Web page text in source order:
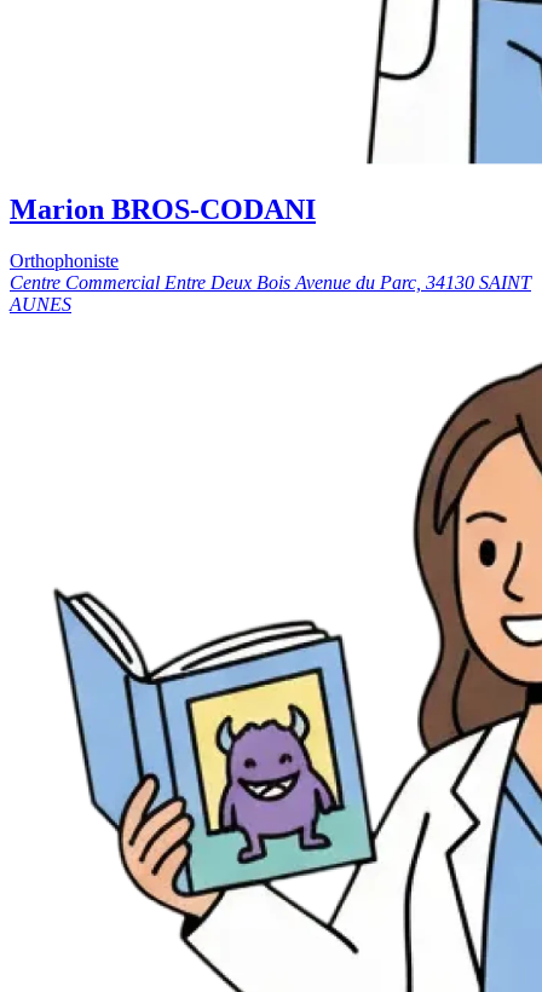
Marion BROS-CODANI
Orthophoniste
Centre Commercial Entre Deux Bois Avenue du Parc, 34130 SAINT
AUNES